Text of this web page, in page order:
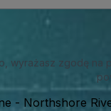
wyrażasz zgodę na
- Northshore